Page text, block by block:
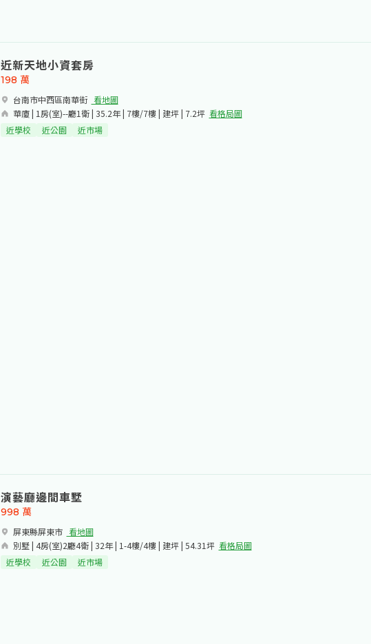
近新天地小資套房
台南市中西區南華街​ 看地圖
華廈 | 1房(室)--廳1衛 | 35.2年 | 7樓/7樓 | 建坪 | 7.2坪 看格局圖
198 萬
近學校 近公園 近市場
演藝廳邊間車墅
屏東縣屏東市​ 看地圖
別墅 | 4房(室)2廳4衛 | 32年 | 1-4樓/4樓 | 建坪 | 54.31坪 看格局圖
998 萬
近學校 近公園 近市場